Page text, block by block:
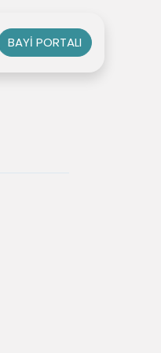
BAYİ PORTALI